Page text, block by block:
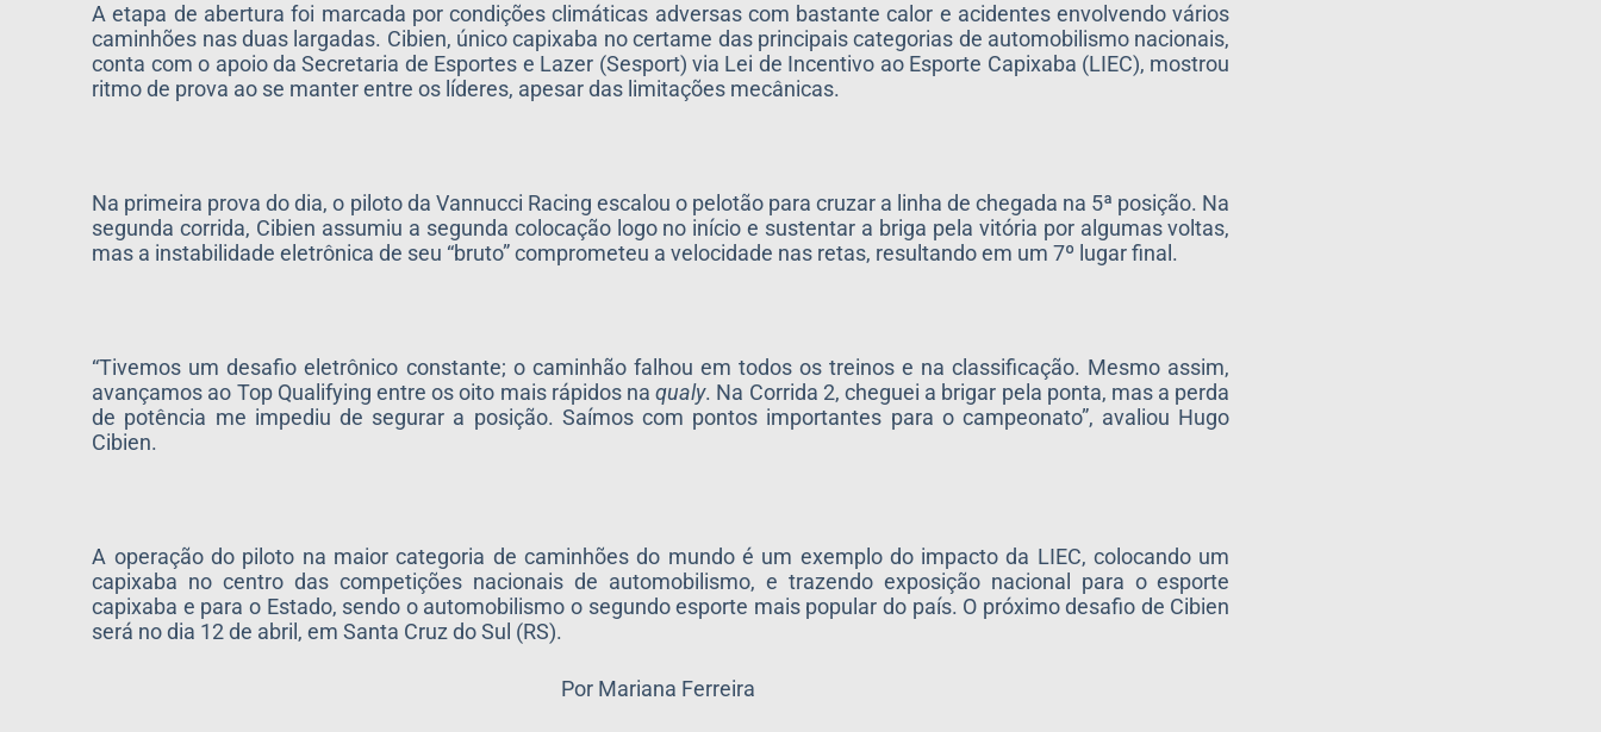
A etapa de abertura foi marcada por condições climáticas adversas com bastante calor e acidentes envolvendo vários
caminhões nas duas largadas. Cibien, único capixaba no certame das principais categorias de automobilismo nacionais,
conta com o apoio da Secretaria de Esportes e Lazer (Sesport) via Lei de Incentivo ao Esporte Capixaba (LIEC), mostrou
ritmo de prova ao se manter entre os líderes, apesar das limitações mecânicas.
Na primeira prova do dia, o piloto da Vannucci Racing escalou o pelotão para cruzar a linha de chegada na 5ª posição. Na
segunda corrida, Cibien assumiu a segunda colocação logo no início e sustentar a briga pela vitória por algumas voltas,
mas a instabilidade eletrônica de seu “bruto” comprometeu a velocidade nas retas, resultando em um 7º lugar final.
“Tivemos um desafio eletrônico constante; o caminhão falhou em todos os treinos e na classificação. Mesmo assim,
avançamos ao Top Qualifying entre os oito mais rápidos naqualy. Na Corrida 2, cheguei a brigar pela ponta, mas a perda
de potência me impediu de segurar a posição. Saímos com pontos importantes para o campeonato”, avaliou Hugo
Cibien.
A operação do piloto na maior categoria de caminhões do mundo é um exemplo do impacto da LIEC, colocando um
capixaba no centro das competições nacionais de automobilismo, e trazendo exposição nacional para o esporte
capixaba e para o Estado, sendo o automobilismo o segundo esporte mais popular do país. O próximo desafio de Cibien
será no dia 12 de abril, em Santa Cruz do Sul (RS).
Por Mariana Ferreira